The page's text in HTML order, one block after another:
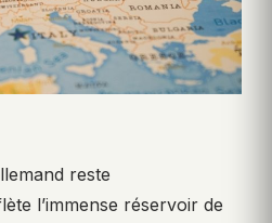
reste
l’immense réservoir de